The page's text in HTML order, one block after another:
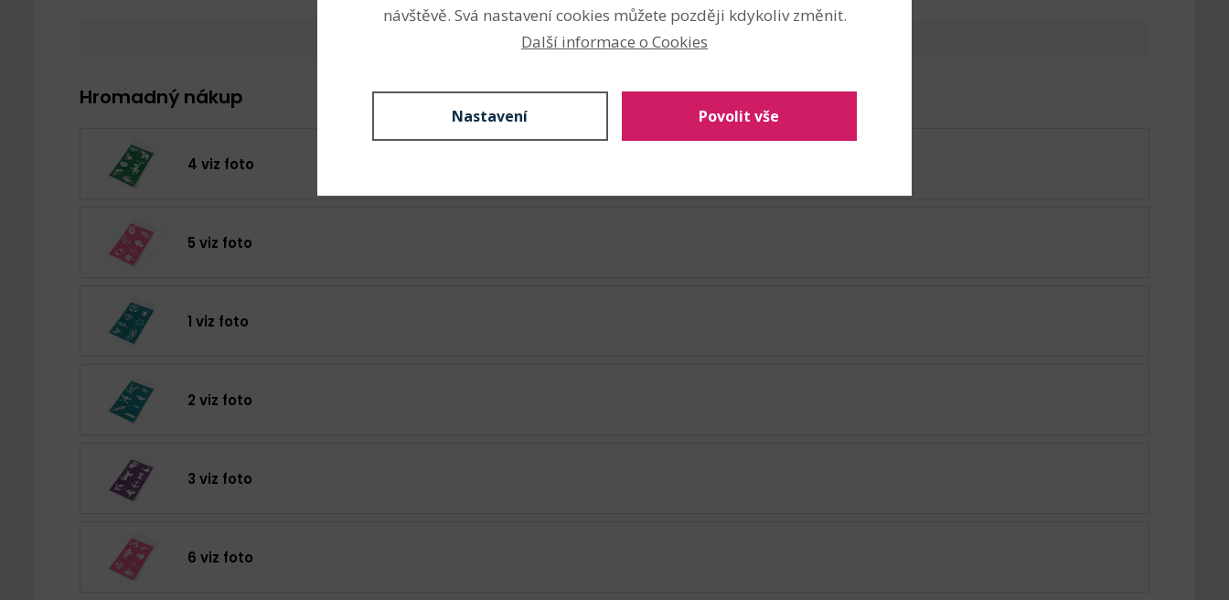
Nahlásit problém
Hromadný nákup
4 viz foto
5 viz foto
1 viz foto
2 viz foto
3 viz foto
6 viz foto
návštěvě. Svá nastavení cookies můžete později kdykoliv změnit.
Další informace o Cookies
Nastavení Povolit vše